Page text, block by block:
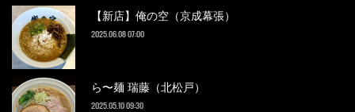
【新店】俺の空（京成幕張）
2025.06.08 07:00
ら〜麺 瑞藤（北松戸）
2025.05.10 09:30